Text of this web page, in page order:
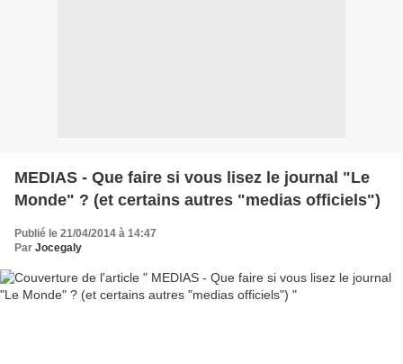
MEDIAS - Que faire si vous lisez le journal "Le
Monde" ? (et certains autres "medias officiels")
Publié le 21/04/2014 à 14:47
Par Jocegaly